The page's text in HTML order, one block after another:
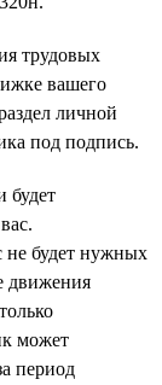
трудовых
вашего
личной
под подпись.
будет
не будет нужных
движения
может
период